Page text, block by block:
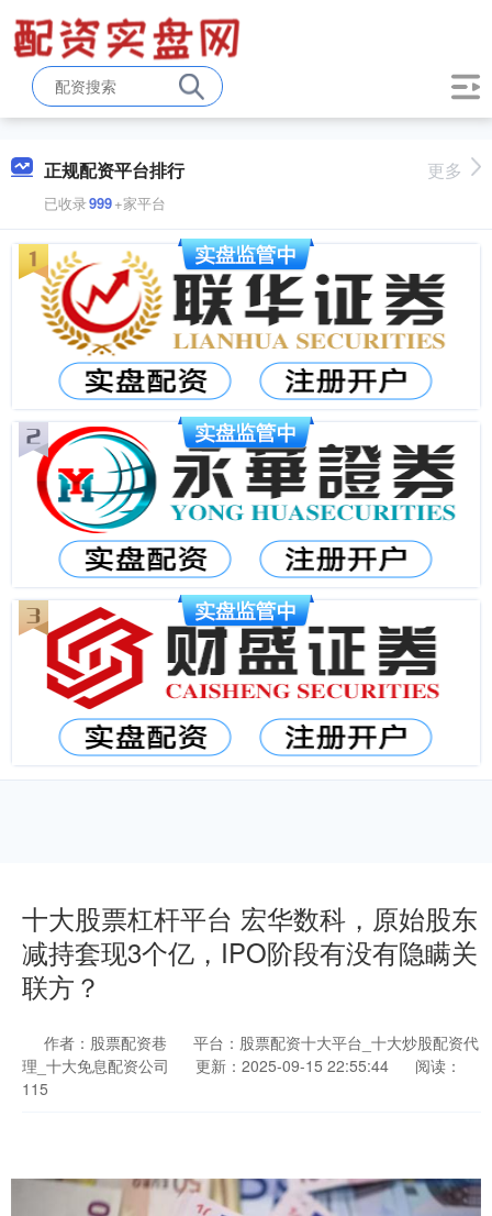
正规配资平台排行
已收录999+家平台
更多
十大股票杠杆平台 宏华数科，原始股东
减持套现3个亿，IPO阶段有没有隐瞒关
联方？
作者：股票配资巷
平台：股票配资十大平台_十大炒股配资代
理_十大免息配资公司
更新：2025-09-15 22:55:44
阅读：
115